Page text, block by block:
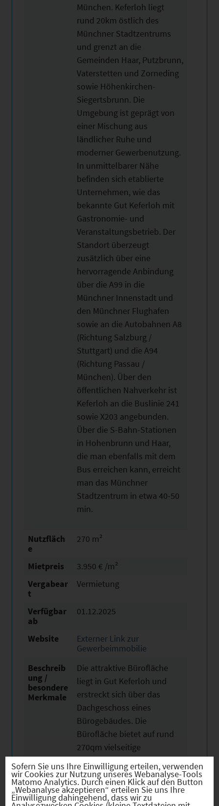
München. Keferloh liegt
rund 20km östlich des
Münchner Stadtzentrums
und grenzt an die
Gemeinden Haar, Putzbrunn,
Vaterstetten und Zorneding
sowie Höhenkirchen-
Siegertsbrunn. Die
Umgebung ist geprägt von
einer Mischung aus
ländlicher Ruhe und
moderner Gewerbenutzung.
In unmittelbarer Nähe
befinden sich etablierte
Unternehmen, wie das
bekannte Gut Keferloh mit
Gastronomie- und
Veranstaltungsbetrieb. Der
Standort überzeugt
zusätzlich über eine
hervorragende Anbindung
über die A99 in die
Münchner Innenstadt und
den Münchner Flughafen
sowie an die Autobahnen A8
(Richtung Salzburg /
Stuttgart) und die A94
(Richtung Passau /
München). Über den
öffentlichen Nahverkehr ist
Keferloh an die Buslinie 241
sowie X203 angebunden.
Über die S-Bahn-Stationen
in Hohenbrunn und Haar,
die man ebenfalls mit dem
Bus erreichen kann, erreicht
man das Münchner
Stadtzentrum in etwa 40-50
min.
Nutzfläch
e
270 m²
Mietpreis
3.950 € /m²
Vergabear
t
Vermietung
Verfügbar
ab
01.12.2025
Website
Externer Link zur
Gewerbeimmobilie
Beschreib
ung /
besondere
Merkmale
Die attraktive Bürofläche
liegt in Gut Keferloh und
erstreckt sich über das
Dachgeschoss eines
Bürogebäudes. Die
Bürofläche bietet auf rund
270qm vielseitige
Nutzungsmöglichkeiten für
moderne Arbeitskonzepte.
Durch die offene Gestaltung,
den hohen Decken sowie
Sofern Sie uns Ihre Einwilligung erteilen, verwenden
wir Cookies zur Nutzung unseres Webanalyse-Tools
Matomo Analytics. Durch einen Klick auf den Button
„Webanalyse akzeptieren“ erteilen Sie uns Ihre
Einwilligung dahingehend, dass wir zu